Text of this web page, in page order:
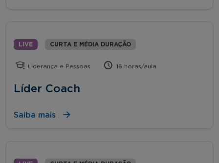
LIVE CURTA E MÉDIA DURAÇÃO
Liderança e Pessoas 16 horas/aula
Líder Coach
Saiba mais